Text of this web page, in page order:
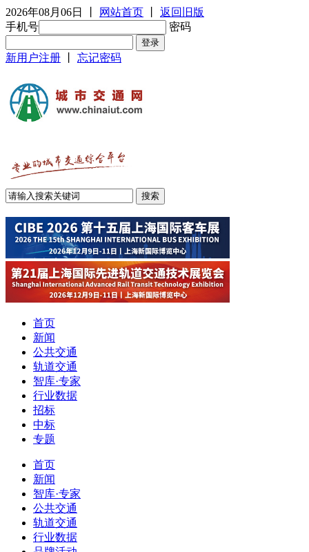
2026年08月06日 网站首页
返回旧版
手机号
密码
新用户注册 忘记密码
首页
新闻
公共交通
轨道交通
智库·专家
行业数据
招标
中标
专题
首页
新闻
智库·专家
公共交通
轨道交通
行业数据